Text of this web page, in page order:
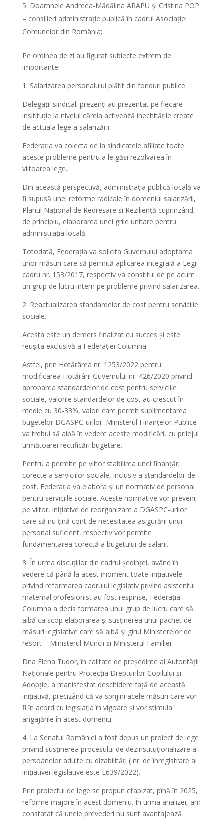
Doamnele Andreea-Mădălina ARAPU și Cristina POP
– consilieri administrație publică în cadrul Asociației
Comunelor din România;
Pe ordinea de zi au figurat subiecte extrem de
importante:
1. Salarizarea personalului plătit din fonduri publice.
Delegații sindicali prezenți au prezentat pe fiecare
insitituție la nivelul căreia activează inechitățile create
de actuala lege a salarizării.
Federația va colecta de la sindicatele afiliate toate
aceste probleme pentru a le găsi rezolvarea în
viitoarea lege.
Din această perspectivă, administrația publică locală va
fi supusă unei reforme radicale în domeniul salarizării,
Planul Național de Redresare și Reziliență cuprinzând,
de principiu, elaborarea unei grile unitare pentru
administrația locală.
Totodată, Federația va solicita Guvernului adoptarea
unor măsuri care să permită aplicarea integrală a Legii
cadru nr. 153/2017, respectiv va constitui de pe acum
un grup de lucru intern pe probleme privind salarizarea.
2. Reactualizarea standardelor de cost pentru serviciile
sociale.
Acesta este un demers finalizat cu succes și este
reușita exclusivă a Federației Columna.
Astfel, prin Hotărârea nr. 1253/2022 pentru
modificarea Hotărârii Guvernului nr. 426/2020 privind
aprobarea standardelor de cost pentru serviciile
sociale, valorile standardelor de cost au crescut în
medie cu 30-33%, valori care permit suplimentarea
bugetelor DGASPC-urilor. Ministerul Finanțelor Publice
va trebui să aibă în vedere aceste modificări, cu prilejul
următoarei rectificări bugetare.
Pentru a permite pe viitor stabilirea unei finanțări
corecte a serviciilor sociale, inclusiv a standardelor de
cost, Federația va elabora și un normativ de personal
pentru serviciile sociale. Aceste normative vor preveni,
pe viitor, inițiative de reorganizare a DGASPC-urilor
care să nu țină cont de necesitatea asigurării unui
personal suficient, respectiv vor permite
fundamentarea corectă a bugetului de salarii.
3. În urma discuțiilor din cadrul ședinței, având în
vedere că până la acest moment toate inițiativele
privind reformarea cadrului legislativ privind asistentul
maternal profesionist au fost respinse, Federația
Columna a decis formarea unui grup de lucru care să
aibă ca scop elaborarea și susținerea unui pachet de
măsuri legislative care să aibă și girul Ministerelor de
resort – Ministerul Muncii și Ministerul Familiei.
Dna Elena Tudor, în calitate de președinte al Autorității
Naționale pentru Protecția Drepturilor Copilului și
Adopție, a manisfestat deschidere față de această
inițiativă, precizând că va sprijini acele măsuri care vor
fi în acord cu legislația în vigoare și vor stimula
angajările în acest domeniu.
4. La Senatul României a fost depus un proiect de lege
privind susținerea procesului de dezinstituționalizare a
persoanelor adulte cu dizabilități ( nr. de înregistrare al
inițiativei legislative este L639/2022).
Prin proiectul de lege se propun etapizat, pînă în 2025,
reforme majore în acest domeniu. În urma analizei, am
constatat că unele prevederi nu sunt avantajează